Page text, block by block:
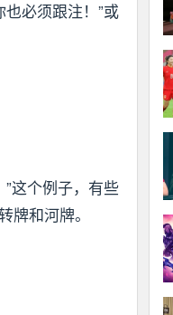
必须跟注！”或
这个例子，有些
和河牌。